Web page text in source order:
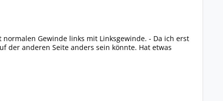
Gewinde links mit Linksgewinde. - Da ich erst
der anderen Seite anders sein könnte. Hat etwas